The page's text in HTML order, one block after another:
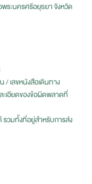
ระนครศรีอยุธยา จังหวัด
เลขหนังสือเดินทาง
เอียดของข้อผิดพลาดที่
วมทั้งที่อยู่สำหรับการส่ง